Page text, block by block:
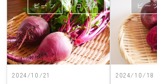
会社概要
Instagram
七久里農園
レシピ紹介
2024/10/21
ビーツ コラム
2024/10/18
ビー